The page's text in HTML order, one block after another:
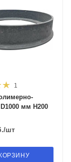
1
мм H200
/шт